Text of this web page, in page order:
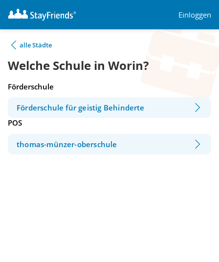
Einloggen
alle Städte
Welche Schule in Worin?
Förderschule
Förderschule für geistig Behinderte
POS
thomas-münzer-oberschule